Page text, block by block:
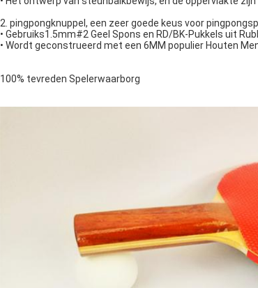
2. pingpongknuppel, een zeer goede keus voor
• Gebruiks1.5mm#2 Geel Spons en RD/BK-Pukkels uit
• Wordt geconstrueerd met een 6MM populier Houten
100% tevreden Spelerwaarborg